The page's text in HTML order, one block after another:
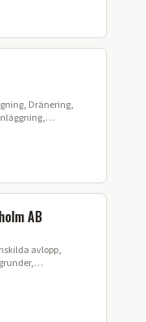
Dränering,
Vatten och
AB
avlopp,